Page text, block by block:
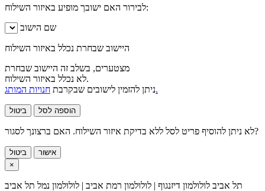
לבירור האם ישובך מופיע באיזור השילוח:
שם הישוב
היישוב שבחרת נכלל באיזור השילוח
מצטערים, בשלב זה היישוב שבחרת
לא נכלל באיזור השילוח.
ניתן להזמין לישובים שבקרבתחנויות המותג.
ביטול הוספה לסל
לא ניתן להוסיף פריט לסל ללא בדיקת איזור השילוח. האם ברצונך לסגור?
ביטול
אישור
×
תל אביב לולולמון דיזנגוף | לולולמון רמת אביב | לולולמון נמל תל אביב